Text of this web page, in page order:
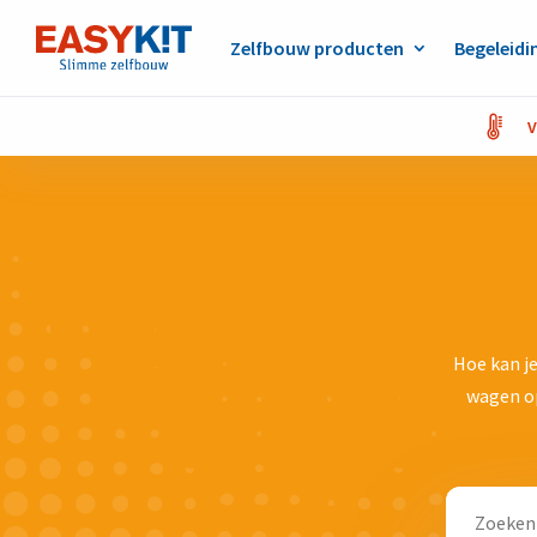
Zelfbouw producten
Hoe kan
wagen